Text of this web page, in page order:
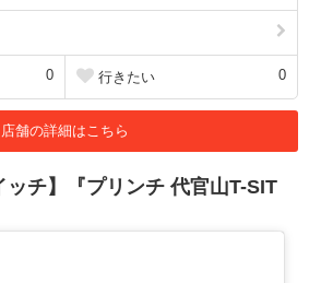
0 行きたい 0
店舗の詳細はこちら
ッチ】『プリンチ 代官山T-SIT